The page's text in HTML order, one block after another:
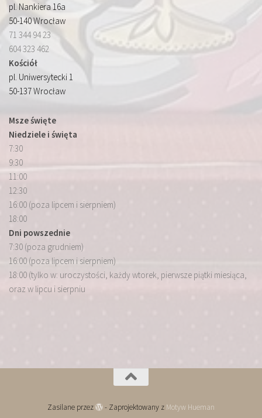
pl. Nankiera 16a
50-140 Wrocław
71 344 94 23
604 323 462
Kościół
pl. Uniwersytecki 1
50-137 Wrocław
Msze święte
Niedziele i święta
7:30
9:30
11:00
12:30
16:00 (poza lipcem i sierpniem)
18:00
Dni powszednie
7:30 (poza grudniem)
16:00 (poza lipcem i sierpniem)
18:00 (tylko w: uroczystości, każdy wtorek, pierwsze piątki miesiąca,
oraz w lipcu i sierpniu
Zasilane przez - Zaprojektowany z Motyw Hueman